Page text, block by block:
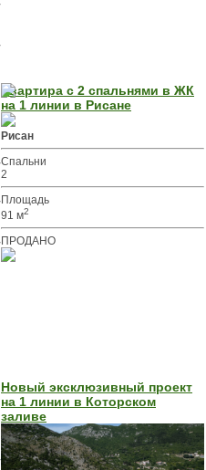
Квартира с 2 спальнями в ЖК
на 1 линии в Рисане
Рисан
Спальни
2
Площадь
91 м2
ПРОДАНО
Новый эксклюзивный проект
на 1 линии в Которском
заливе